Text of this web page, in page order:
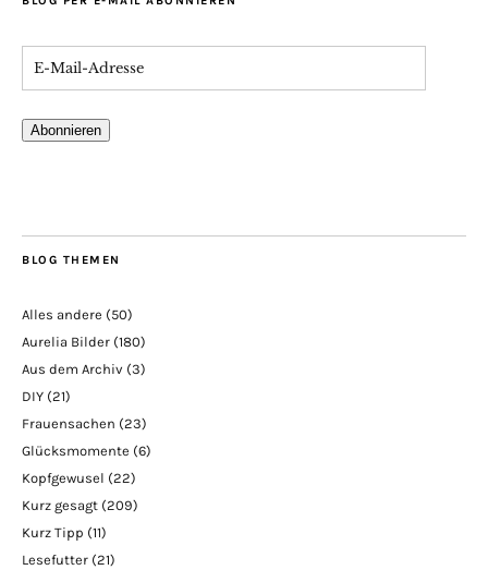
Abonnieren
BLOG THEMEN
Alles andere (50)
Aurelia Bilder (180)
Aus dem Archiv (3)
DIY (21)
Frauensachen (23)
Glücksmomente (6)
Kopfgewusel (22)
Kurz gesagt (209)
Kurz Tipp (11)
Lesefutter (21)